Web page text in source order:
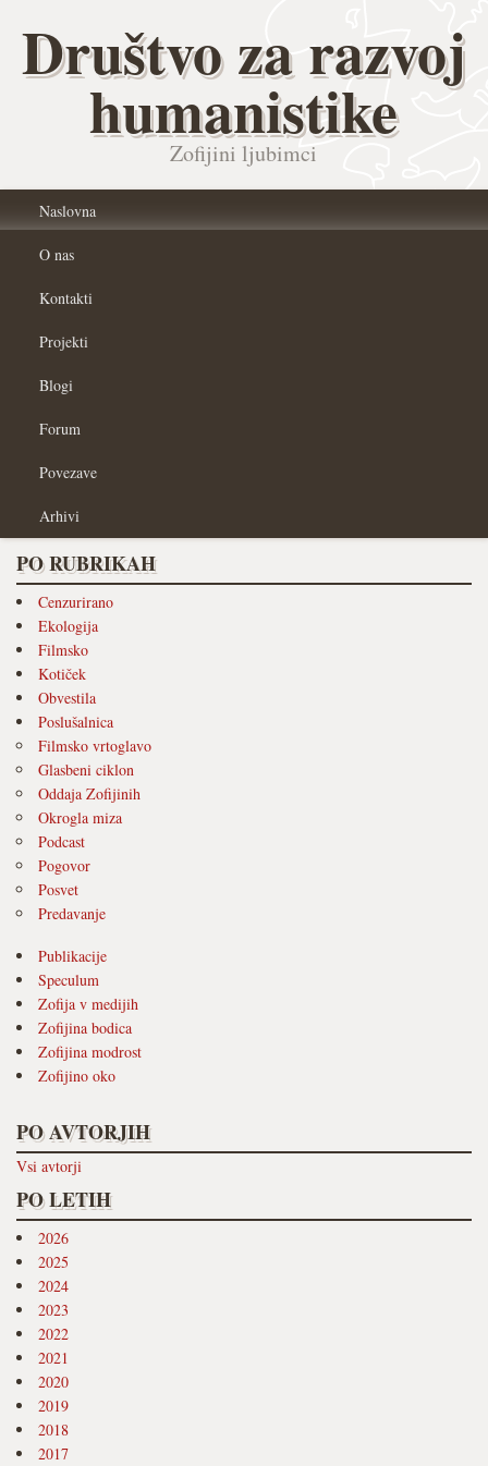
Društvo za razvoj
humanistike
Zofijini ljubimci
Naslovna
O nas
Kontakti
Projekti
Blogi
Forum
Povezave
Arhivi
PO RUBRIKAH
Cenzurirano
Ekologija
Filmsko
Kotiček
Obvestila
Poslušalnica
Filmsko vrtoglavo
Glasbeni ciklon
Oddaja Zofijinih
Okrogla miza
Podcast
Pogovor
Posvet
Predavanje
Publikacije
Speculum
Zofija v medijih
Zofijina bodica
Zofijina modrost
Zofijino oko
PO AVTORJIH
Vsi avtorji
PO LETIH
2026
2025
2024
2023
2022
2021
2020
2019
2018
2017